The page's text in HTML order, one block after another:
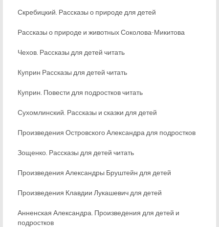
Скребицкий. Рассказы о природе для детей
Рассказы о природе и животных Соколова-Микитова
Чехов. Рассказы для детей читать
Куприн Рассказы для детей читать
Куприн. Повести для подростков читать
Сухомлинский. Рассказы и сказки для детей
Произведения Островского Александра для подростков
Зощенко. Рассказы для детей читать
Произведения Александры Бруштейн для детей
Произведения Клавдии Лукашевич для детей
Анненская Александра. Произведения для детей и
подростков